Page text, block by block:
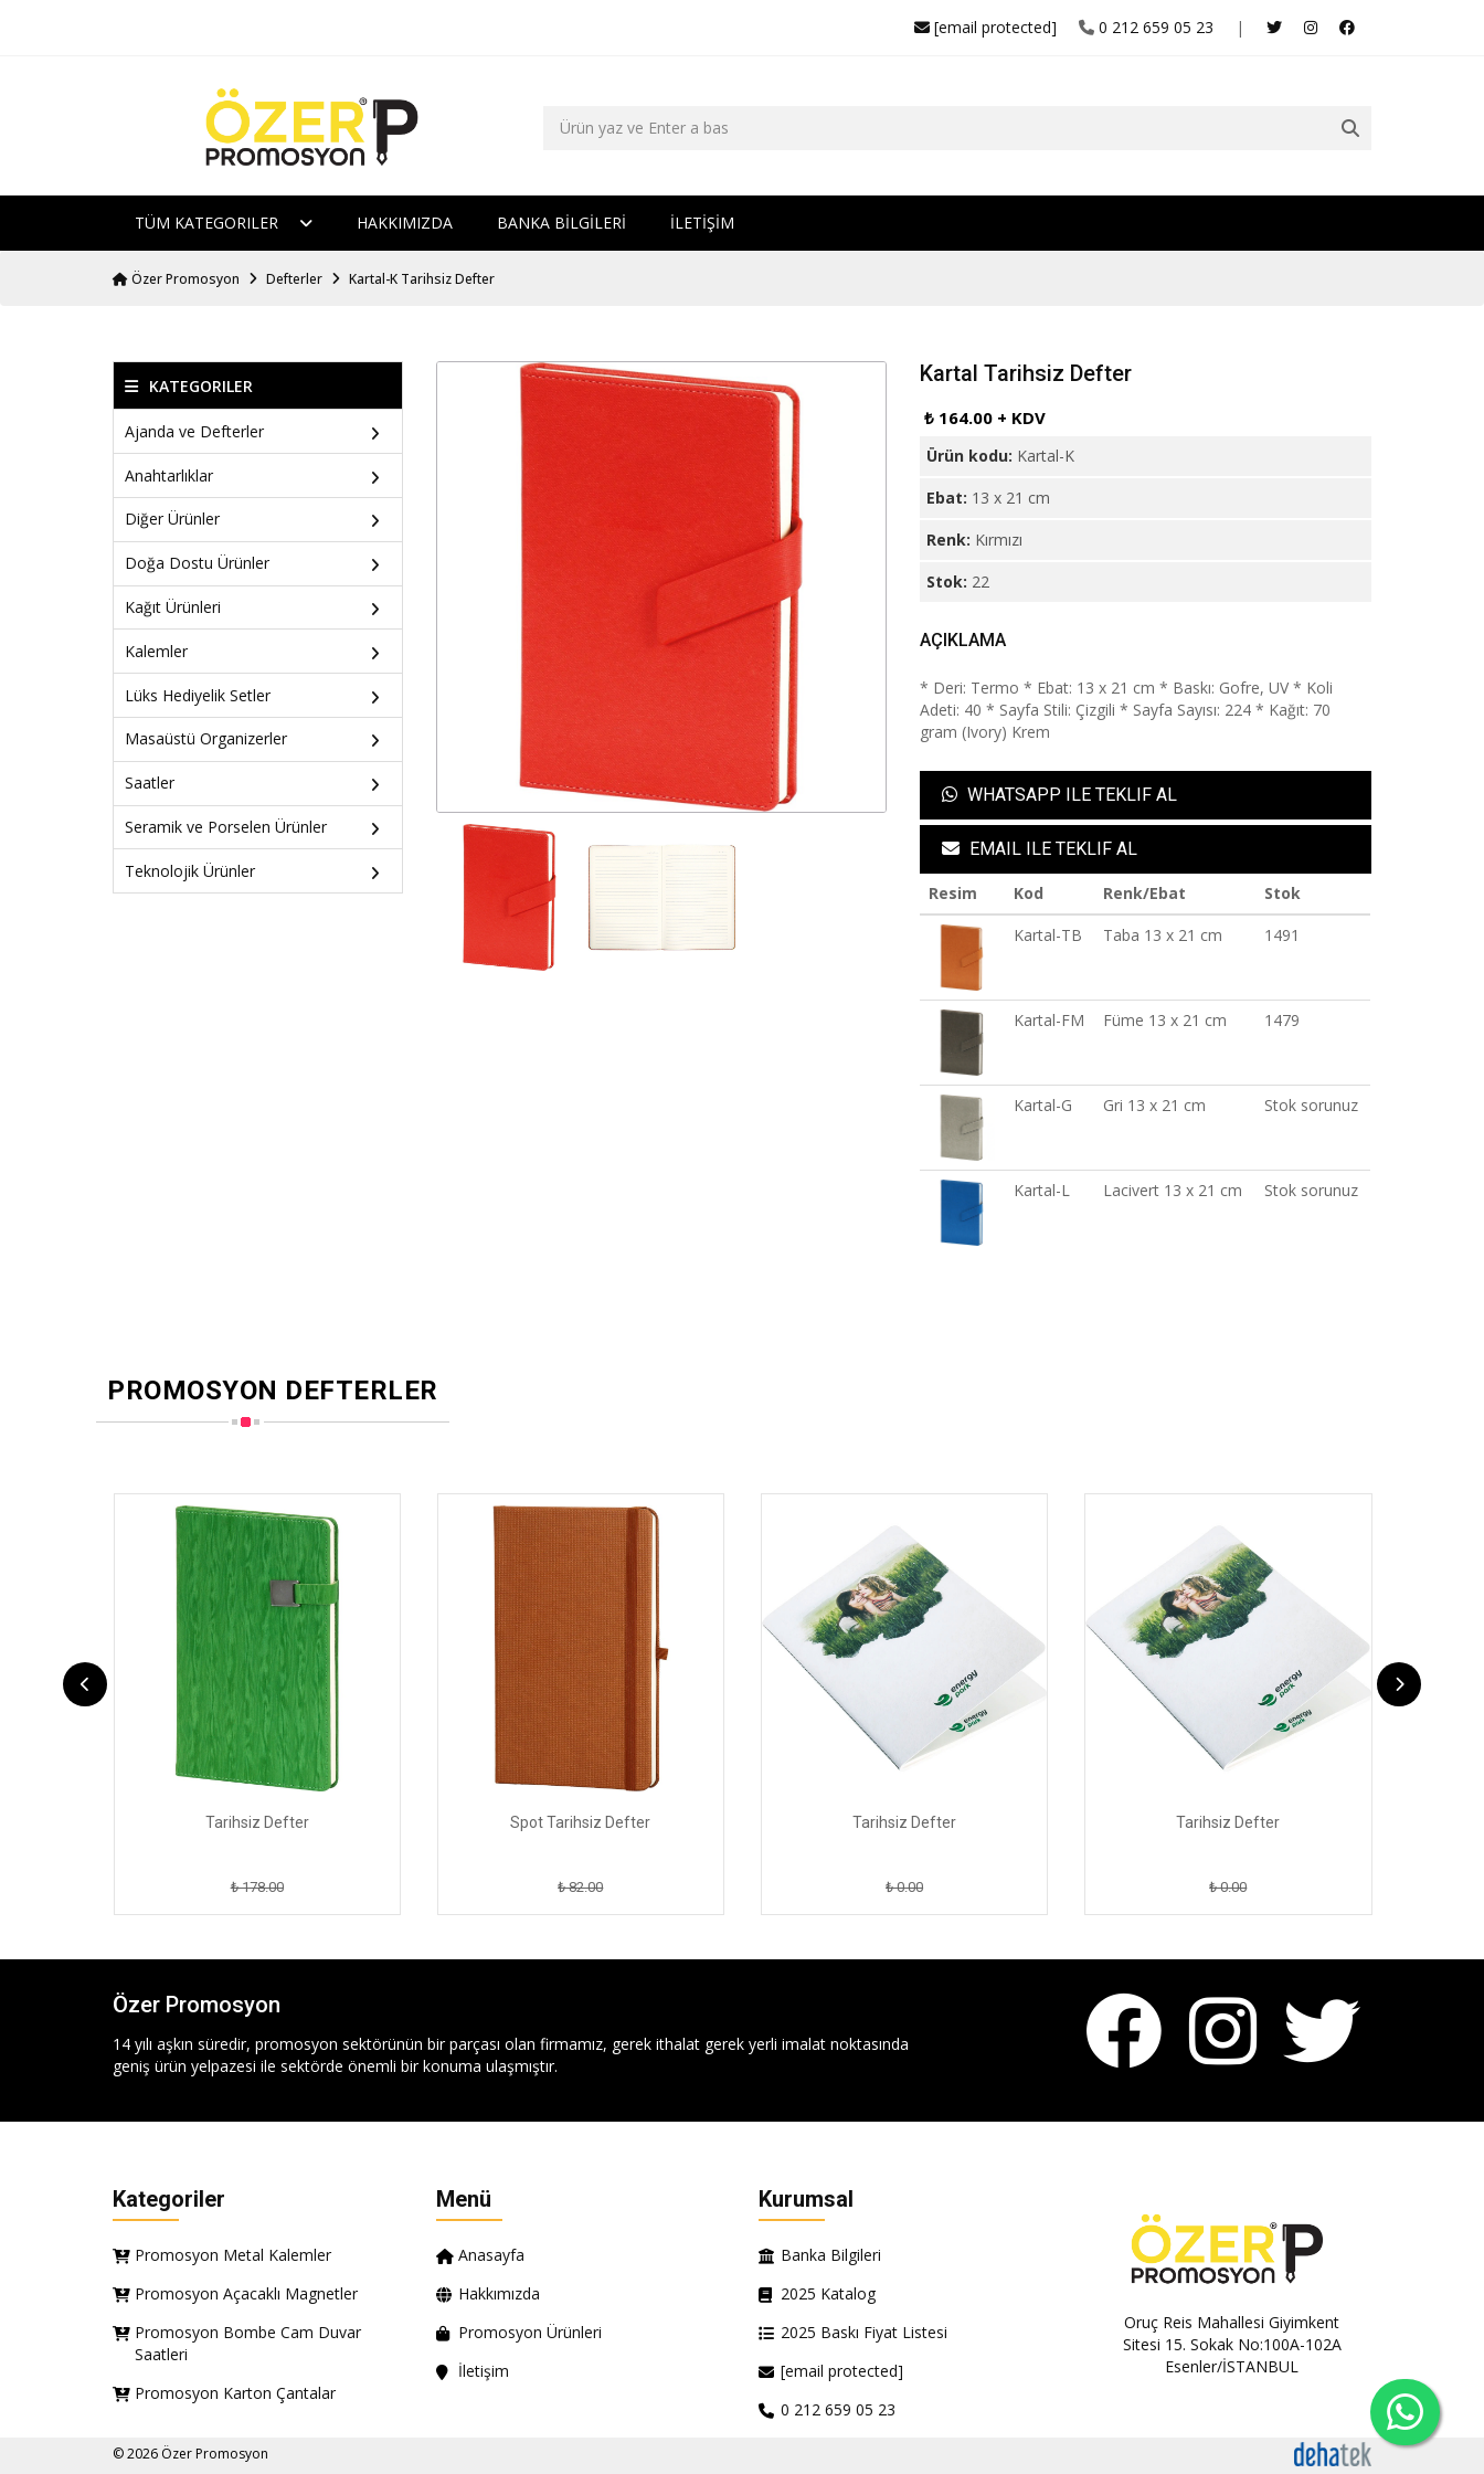
|
0 212 659 05 23
[email protected]
TÜM KATEGORILER HAKKIMIZDA BANKA BİLGİLERİ İLETİŞİM
Özer Promosyon Defterler Kartal-K Tarihsiz Defter
KATEGORILER
Ajanda ve Defterler
Anahtarlıklar
Diğer Ürünler
Doğa Dostu Ürünler
Kağıt Ürünleri
Kalemler
Lüks Hediyelik Setler
Masaüstü Organizerler
Saatler
Seramik ve Porselen Ürünler
Teknolojik Ürünler
Kartal Tarihsiz Defter
₺ 164.00 + KDV
Ürün kodu: Kartal-K
Ebat: 13 x 21 cm
Renk: Kırmızı
Stok: 22
AÇIKLAMA
* Deri: Termo * Ebat: 13 x 21 cm * Baskı: Gofre, UV * Koli
Adeti: 40 * Sayfa Stili: Çizgili * Sayfa Sayısı: 224 * Kağıt: 70
gram (Ivory) Krem
WHATSAPP ILE TEKLIF AL
EMAIL ILE TEKLIF AL
Resim Kod Renk/Ebat
Stok
Kartal-TB
Taba 13 x 21 cm 1491
Kartal-FM Füme 13 x 21 cm 1479
Kartal-G Gri 13 x 21 cm Stok sorunuz
Kartal-L Lacivert 13 x 21 cm Stok sorunuz
PROMOSYON DEFTERLER
Tarihsiz Defter
₺ 178.00
Spot Tarihsiz Defter
₺ 82.00
Tarihsiz Defter
₺ 0.00
Tarihsiz Defter
₺ 0.00
Özer Promosyon
14 yılı aşkın süredir, promosyon sektörünün bir parçası olan firmamız, gerek ithalat gerek yerli imalat noktasında
geniş ürün yelpazesi ile sektörde önemli bir konuma ulaşmıştır.
Kategoriler
Promosyon Metal Kalemler
Promosyon Açacaklı Magnetler
Promosyon Bombe Cam Duvar
Saatleri
Promosyon Karton Çantalar
Menü
Anasayfa
Hakkımızda
Promosyon Ürünleri
İletişim
Kurumsal
Banka Bilgileri
2025 Katalog
2025 Baskı Fiyat Listesi
[email protected]
0 212 659 05 23
Oruç Reis Mahallesi Giyimkent
Sitesi 15. Sokak No:100A-102A
Esenler/İSTANBUL
© 2026 Özer Promosyon